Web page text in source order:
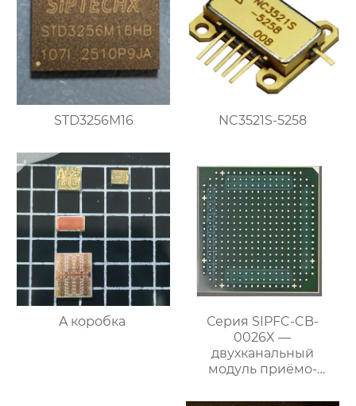
STD3256M16 NC3521S-5258
A коробка
Серия SIPFC-CB-
0026X —
двухканальный
модуль приёмо-
преобразования